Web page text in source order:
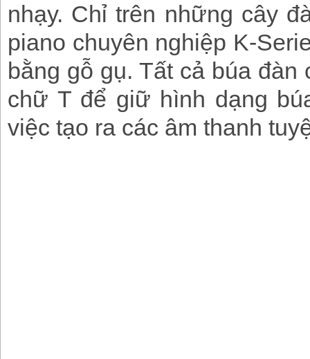
nhạy. Chỉ trên những cây
piano chuyên nghiệp K-
bằng gỗ gụ. Tất cả búa
chữ T để giữ hình dạng
việc tạo ra các âm thanh